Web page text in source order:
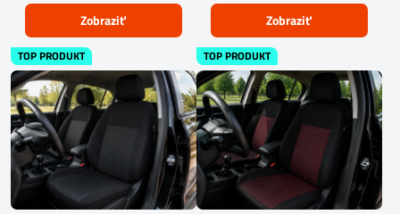
Zobraziť Zobraziť
TOP PRODUKT TOP PRODUKT